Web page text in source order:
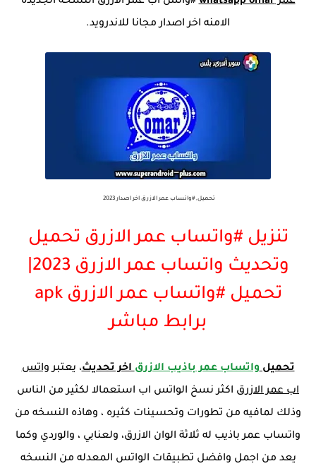
الامنه اخر اصدار مجانا للاندرويد.
تحميل, #واتساب عمر الازرق اخر اصدار 2023
تنزيل #واتساب عمر الازرق تحميل
تحميل #واتساب عمر الازرق apk
برابط مباشر
تحميلواتساب عمر باذيب الازرقاخر تحديث، يعتبرواتس
اب عمر الازرق اكثر نسخ الواتس اب استعمالا لكثير من الناس
وذلك لمافيه من تطورات وتحسينات كثيره ، وهاذه النسخه من
واتساب عمر باذيب له ثلاثة الوان الازرق، ولعنابي ، والوردي وكما
يعد من اجمل وافضل تطبيقات الواتس المعدله من النسخه